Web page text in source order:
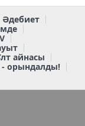
Әдебиет
айнасы
орындалды!